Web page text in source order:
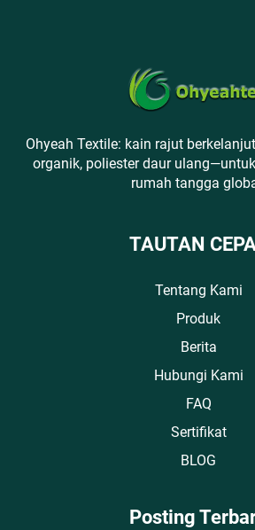
Ohyeah Textile: kain rajut
organik, poliester daur
rumah tangga
TAUTAN
Tentang Kami
Produk
Berita
Hubungi Kami
FAQ
Sertifikat
BLOG
Posting